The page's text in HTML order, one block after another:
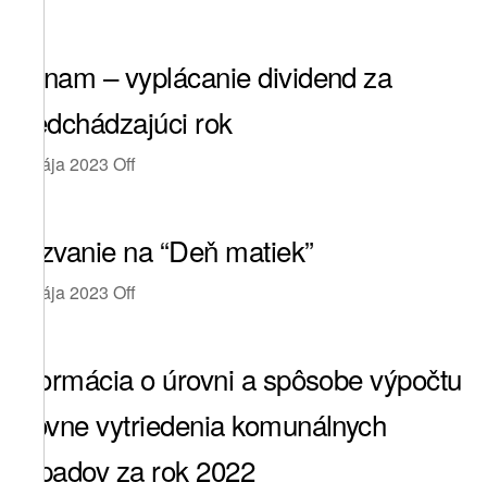
Oznam – vyplácanie dividend za
predchádzajúci rok
5. mája 2023 Off
Pozvanie na “Deň matiek”
4. mája 2023 Off
Informácia o úrovni a spôsobe výpočtu
úrovne vytriedenia komunálnych
odpadov za rok 2022